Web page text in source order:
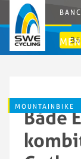
MOUNTAINBIKE
Både